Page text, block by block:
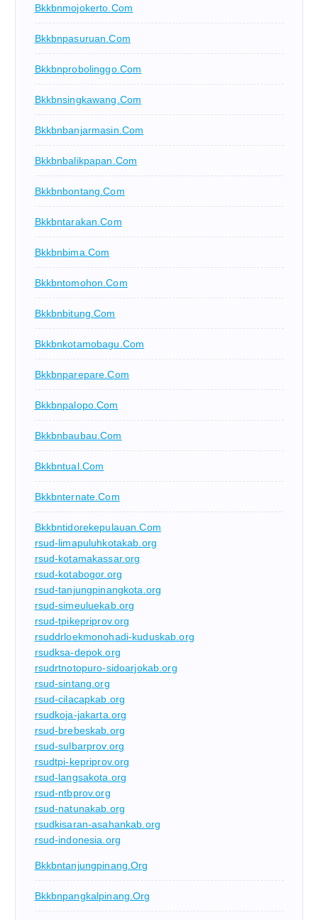
Bkkbnmojokerto.com
Bkkbnpasuruan.com
Bkkbnprobolinggo.com
Bkkbnsingkawang.com
Bkkbnbanjarmasin.com
Bkkbnbalikpapan.com
Bkkbnbontang.com
Bkkbntarakan.com
Bkkbnbima.com
Bkkbntomohon.com
Bkkbnbitung.com
Bkkbnkotamobagu.com
Bkkbnparepare.com
Bkkbnpalopo.com
Bkkbnbaubau.com
Bkkbntual.com
Bkkbnternate.com
Bkkbntidorekepulauan.com
rsud-limapuluhkotakab.org
rsud-kotamakassar.org
rsud-kotabogor.org
rsud-tanjungpinangkota.org
rsud-simeuluekab.org
rsud-tpikepriprov.org
rsuddrloekmonohadi-kuduskab.org
rsudksa-depok.org
rsudrtnotopuro-sidoarjokab.org
rsud-sintang.org
rsud-cilacapkab.org
rsudkoja-jakarta.org
rsud-brebeskab.org
rsud-sulbarprov.org
rsudtpi-kepriprov.org
rsud-langsakota.org
rsud-ntbprov.org
rsud-natunakab.org
rsudkisaran-asahankab.org
rsud-indonesia.org
Bkkbntanjungpinang.org
Bkkbnpangkalpinang.org